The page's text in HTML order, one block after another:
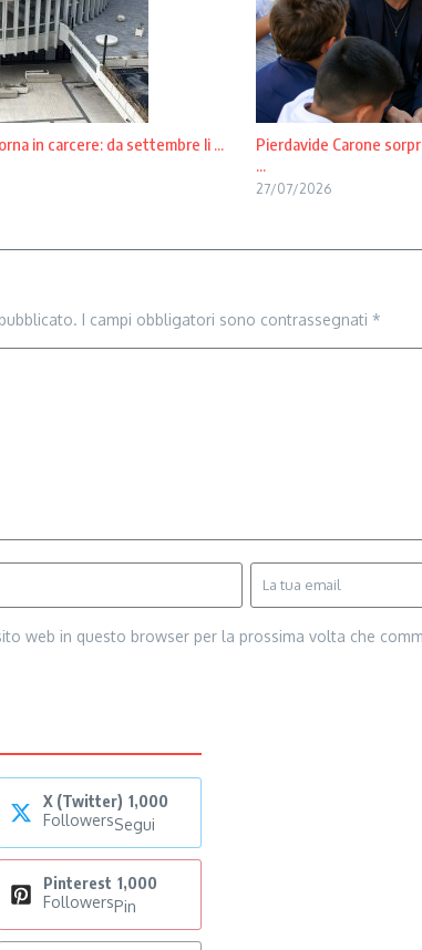
in carcere: da settembre li ...
Pierdavide Carone
...
27/07/2026
I campi obbligatori sono contrassegnati *
web in questo browser per la prossima volta che
X (Twitter) 1,000
FollowersSegui
Pinterest 1,000
FollowersPin